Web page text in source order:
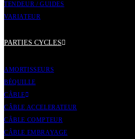
TENDEUR / GUIDES
VARIATEUR
PARTIES CYCLES
AMORTISSEURS
BÉQUILLE
CÂBLE
CÂBLE ACCELERATEUR
CÂBLE COMPTEUR
CÂBLE EMBRAYAGE